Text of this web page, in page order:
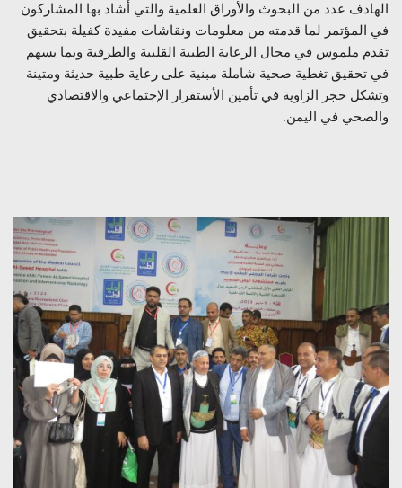
الهادف عدد من البحوث والأوراق العلمية والتي أشاد بها المشاركون
في المؤتمر لما قدمته من معلومات ونقاشات مفيدة كفيلة بتحقيق
تقدم ملموس في مجال الرعاية الطبية القلبية والطرفية وبما يسهم
في تحقيق تغطية صحية شاملة مبنية على رعاية طبية حديثة ومتينة
وتشكل حجر الزاوية في تأمين الأستقرار الإجتماعي والاقتصادي
والصحي في اليمن.